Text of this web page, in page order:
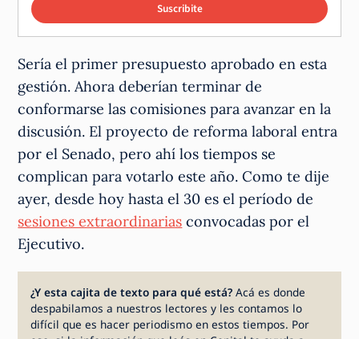
Suscribite
Sería el primer presupuesto aprobado en esta
gestión. Ahora deberían terminar de
conformarse las comisiones para avanzar en la
discusión. El proyecto de reforma laboral entra
por el Senado, pero ahí los tiempos se
complican para votarlo este año. Como te dije
ayer, desde hoy hasta el 30 es el período de
sesiones extraordinarias convocadas por el
Ejecutivo.
¿Y esta cajita de texto para qué está?Acá es donde
despabilamos a nuestros lectores y les contamos lo
difícil que es hacer periodismo en estos tiempos. Por